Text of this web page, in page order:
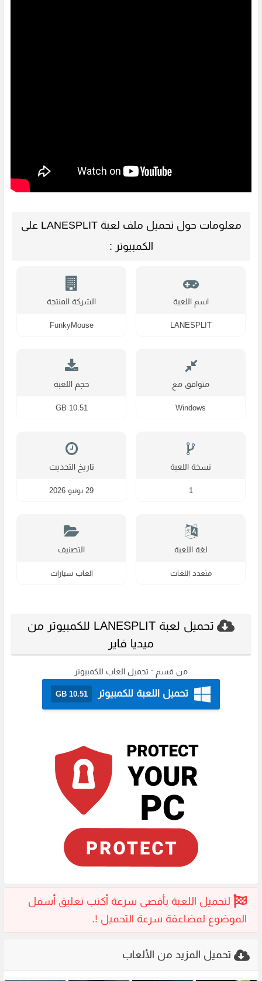
معلومات حول تحميل ملف لعبة LANESPLIT على
الكمبيوتر :
اسم اللعبة
LANESPLIT
الشركة المنتجة
FunkyMouse
متوافق مع
Windows
حجم اللعبة
10.51 GB
نسخة اللعبة
1
تاريخ التحديث
29 يونيو 2026
لغة اللعبة
متعدد اللغات
التصنيف
العاب سيارات
تحميل لعبة LANESPLIT للكمبيوتر من
ميديا فاير
من قسم : تحميل العاب للكمبيوتر
تحميل اللعبة للكمبيوتر 10.51 GB
تحميل المزيد من الألعاب